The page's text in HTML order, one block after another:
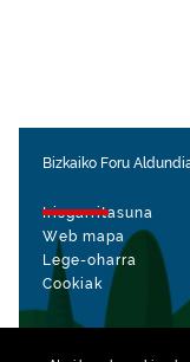
Bizkaiko Foru
Irisgarritasuna
Web mapa
Lege-oharra
Cookiak